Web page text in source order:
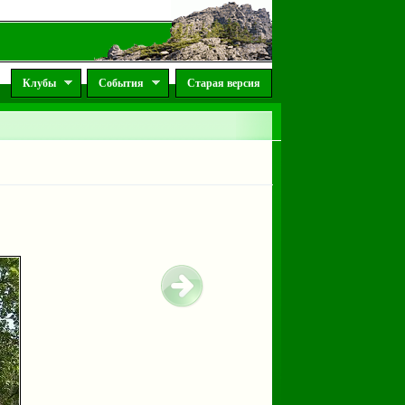
Клубы События Старая версия